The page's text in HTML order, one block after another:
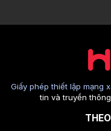
Giấy phép thiết lập mạng
tin và truyền